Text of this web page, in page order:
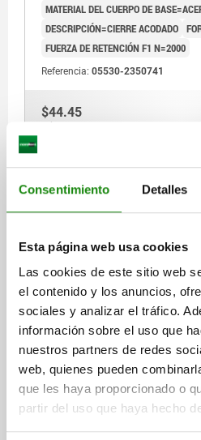
Consentimiento Detalles
Esta página web usa cookies
Las cookies de este sitio web
el contenido y los anuncios,
sociales y analizar el tráfico.
información sobre el uso que
nuestros partners de redes
web, quienes pueden
que les haya proporcionado o
partir del uso que haya hecho
MATERIAL DEL CUERPO DE
DESCRIPCIÓN=CIERRE ACODADO
FUERZA DE RETENCIÓN F1 N=2000
Referencia: 05530-2350741
$44.45
más IVA.
05530 B
CIERRE ACODADO CON BRIDA
PERF.ATORNILLADA
INOXIDABLE 1.4301
MATERIAL DEL CUERPO DE
DESCRIPCIÓN=CIERRE ACODADO